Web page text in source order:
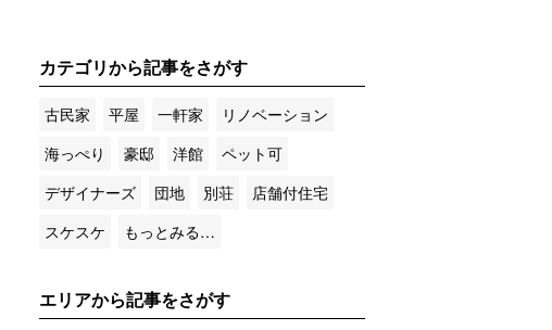
カテゴリから記事をさがす
古民家 平屋 一軒家
リノベーション
海っぺり
豪邸 洋館
ペット可
デザイナーズ
団地 別荘
店舗付住宅
スケスケ
もっとみる…
エリアから記事をさがす